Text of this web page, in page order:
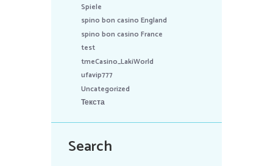
Spiele
spino bon casino England
spino bon casino France
test
tmeCasino_LakiWorld
ufavip777
Uncategorized
Текста
Search